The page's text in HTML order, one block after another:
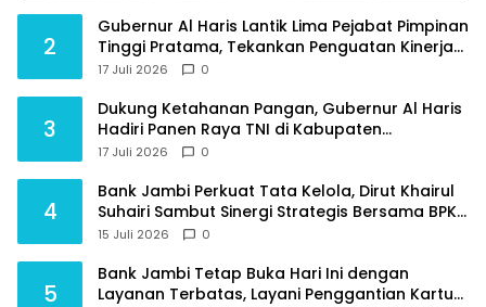
2
Gubernur Al Haris Lantik Lima Pejabat Pimpinan
Tinggi Pratama, Tekankan Penguatan Kinerja
dan Integritas
17 Juli 2026 0
3
Dukung Ketahanan Pangan, Gubernur Al Haris
Hadiri Panen Raya TNI di Kabupaten
Tanjungjabung Timur
17 Juli 2026 0
4
Bank Jambi Perkuat Tata Kelola, Dirut Khairul
Suhairi Sambut Sinergi Strategis Bersama BPKP
Jambi
15 Juli 2026 0
5
Bank Jambi Tetap Buka Hari Ini dengan
Layanan Terbatas, Layani Penggantian Kartu